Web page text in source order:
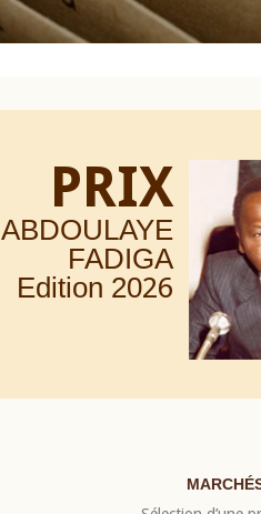
PRIX
ABDOULAYE
FADIGA
Edition 2026